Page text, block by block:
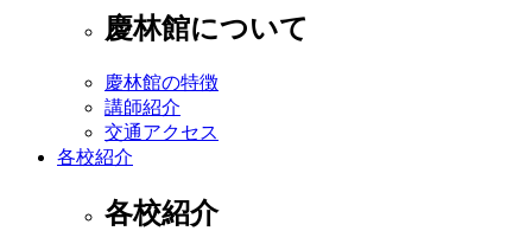
慶林館について
慶林館の特徴
講師紹介
交通アクセス
各校紹介
各校紹介